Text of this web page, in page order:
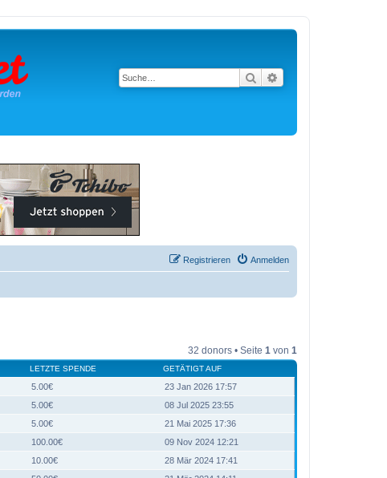
Suche
Anmelden
Registrieren
32 donors • Seite 1 von 1
LETZTE SPENDE GETÄTIGT AUF
5.00€
23 Jan 2026 17:57
5.00€
08 Jul 2025 23:55
5.00€
21 Mai 2025 17:36
100.00€
09 Nov 2024 12:21
10.00€
28 Mär 2024 17:41